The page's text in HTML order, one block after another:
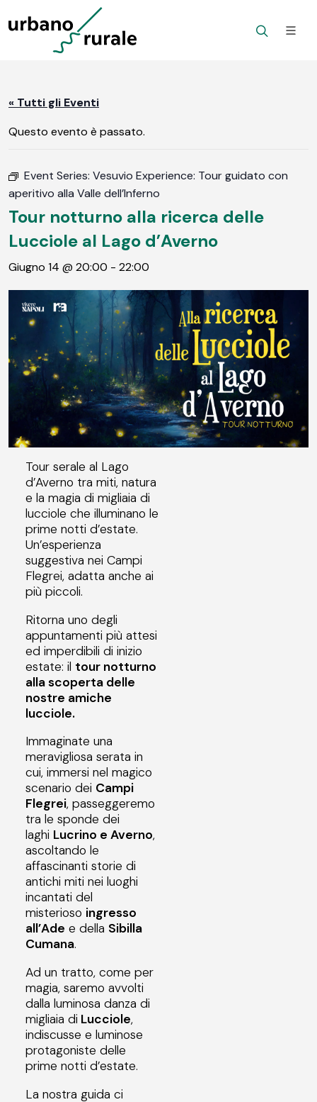
« Tutti gli Eventi
Questo evento è passato.
Event Series: Vesuvio Experience: Tour guidato con
aperitivo alla Valle dell’Inferno
Tour notturno alla ricerca delle
Lucciole al Lago d’Averno
Giugno 14 @ 20:00 - 22:00
Tour serale al Lago
d’Averno tra miti, natura
e la magia di migliaia di
lucciole che illuminano le
prime notti d’estate.
Un’esperienza
suggestiva nei Campi
Flegrei, adatta anche ai
più piccoli.
Ritorna uno degli
appuntamenti più attesi
ed imperdibili di inizio
estate: il tour notturno
alla scoperta delle
nostre amiche
lucciole.
Immaginate una
meravigliosa serata in
cui, immersi nel magico
scenario dei Campi
Flegrei, passeggeremo
tra le sponde dei
laghi Lucrino e Averno,
ascoltando le
affascinanti storie di
antichi miti nei luoghi
incantati del
misterioso ingresso
all’Ade e della Sibilla
Cumana.
Ad un tratto, come per
magia, saremo avvolti
dalla luminosa danza di
migliaia di Lucciole,
indiscusse e luminose
protagoniste delle
prime notti d’estate.
La nostra guida ci